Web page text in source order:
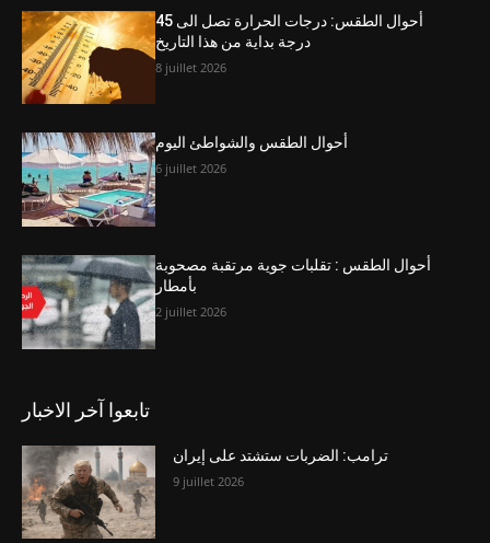
أحوال الطقس: درجات الحرارة تصل الى 45
درجة بداية من هذا التاريخ
8 juillet 2026
أحوال الطقس والشواطئ اليوم
6 juillet 2026
أحوال الطقس : تقلبات جوية مرتقبة مصحوبة
بأمطار
2 juillet 2026
تابعوا آخر الاخبار
ترامب: الضربات ستشتد على إيران
9 juillet 2026